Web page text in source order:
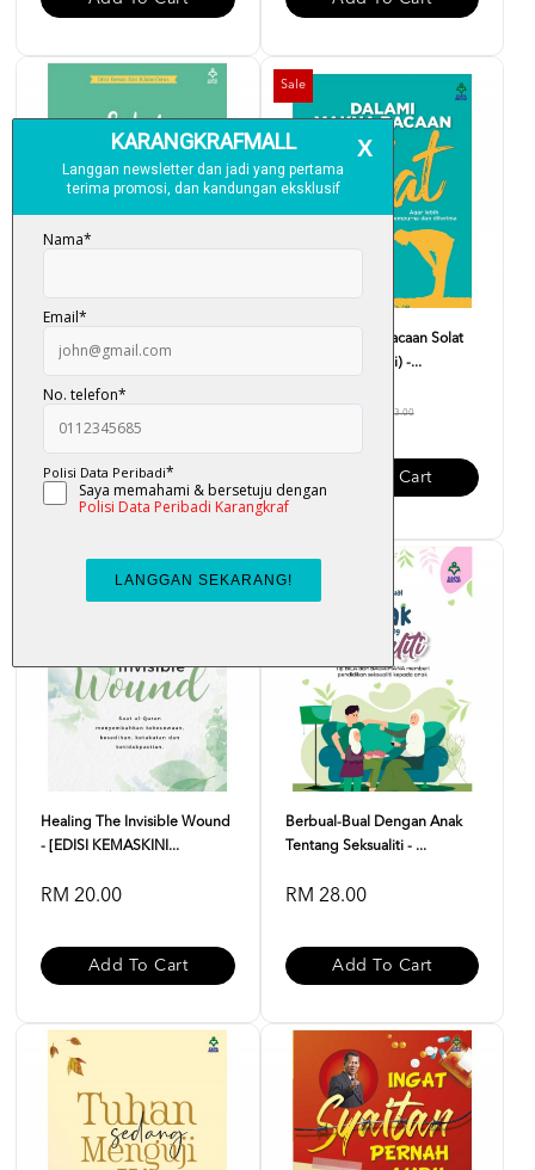
Mahadi
RM 30.00
Add To Cart
Sale
Dalami Makna Bacaan Solat
(Edisi Kemas Kini) -...
RM 18.40 RM 23.00
Add To Cart
Healing The Invisible Wound
- [EDISI KEMASKINI...
RM 20.00
Add To Cart
Berbual-Bual Dengan Anak
Tentang Seksualiti - ...
RM 28.00
Add To Cart